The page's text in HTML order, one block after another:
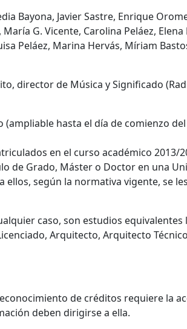
Bayona, Javier Sastre, Enrique
G. Vicente, Carolina Peláez,
Peláez, Marina Hervás, Míriam
director de Música y Significado
(ampliable hasta el día de comienzo
en el curso académico 2013/
de Grado, Máster o Doctor en una
según la normativa vigente, se
caso, son estudios
Arquitecto, Arquitecto
de créditos requiere la
deben dirigirse a ella.